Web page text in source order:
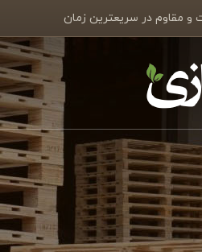
و مقاوم در سریعترین زمان